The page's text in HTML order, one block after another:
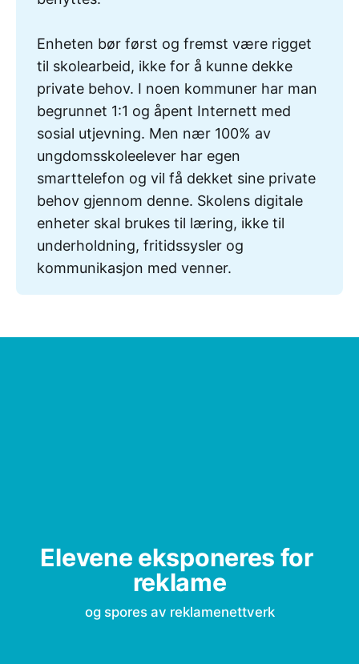
Enheten bør først og fremst være rigget
til skolearbeid, ikke for å kunne dekke
private behov. I noen kommuner har man
begrunnet 1:1 og åpent Internett med
sosial utjevning. Men nær 100% av
ungdomsskoleelever har egen
smarttelefon og vil få dekket sine private
behov gjennom denne. Skolens digitale
enheter skal brukes til læring, ikke til
underholdning, fritidssysler og
kommunikasjon med venner.
Elevene eksponeres for
reklame
og spores av reklamenettverk